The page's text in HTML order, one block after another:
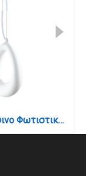
Κρεμαστό Γύψινο Φωτιστικό G9, Λευκό, D:27,6x40,5cm (4103-A-White)